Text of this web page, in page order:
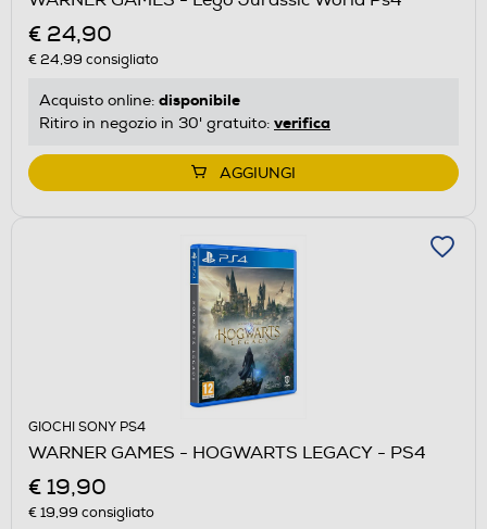
€ 24,90
€ 24,99 consigliato
Acquisto online: disponibile
Ritiro in negozio in 30' gratuito: verifica
AGGIUNGI
GIOCHI SONY PS4
WARNER GAMES - HOGWARTS LEGACY - PS4
€ 19,90
€ 19,99 consigliato